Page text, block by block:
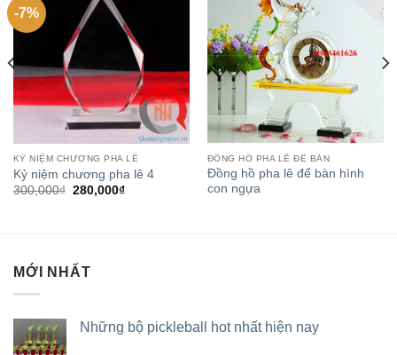
-7%
KỶ NIỆM CHƯƠNG PHA LÊ
Kỷ niệm chương pha lê 4
300,000₫ 280,000₫
ĐỒNG HỒ PHA LÊ ĐỂ BÀN
Đồng hồ pha lê để bàn hình
con ngựa
MỚI NHẤT
Những bộ pickleball hot nhất hiện nay